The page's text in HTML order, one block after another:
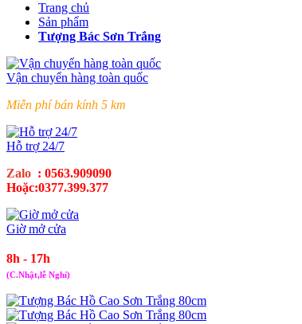
Trang chủ
Sản phẩm
Tượng Bác Sơn Trắng
Vận chuyển hàng toàn quốc
Miễn phí bán kính 5 km
Hỗ trợ 24/7
Zalo : 0563.909090
Hoặc:0377.399.377
Giờ mở cửa
8h - 17h
(C.Nhật,lễ Nghỉ)